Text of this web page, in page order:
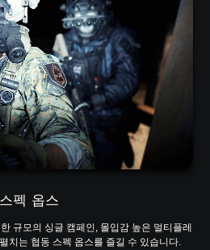
스펙 옵스
규모의 싱글 캠페인, 몰입감 높은 멀티플레
치는 협동 스펙 옵스를 즐길 수 있습니다.